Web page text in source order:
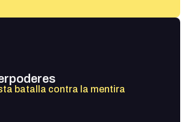
batalla contra la mentira